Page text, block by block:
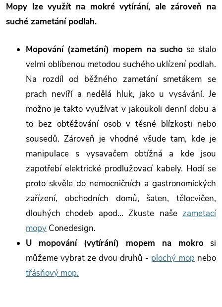
Mopy lze využít na mokré vytírání, ale zároveň na
suché zametání podlah.
Mopování (zametání) mopem na suchose stalo
velmi oblíbenou metodou suchého uklízení podlah.
Na rozdíl od běžného zametání smetákem se
prach nevíří a nedělá hluk, jako u vysávání. Je
možno je takto využívat v jakoukoli denní dobu a
to bez obtěžování osob v těsné blízkosti nebo
sousedů. Zároveň je vhodné všude tam, kde je
manipulace s vysavačem obtížná a kde jsou
zapotřebí elektrické prodlužovací kabely. Hodí se
proto skvěle do nemocničních a gastronomických
zařízení, obchodních domů, šaten, tělocvičen,
dlouhých chodeb apod... Zkuste naše zametací
mopy Conedesign.
U mopování (vytírání) mopem na mokro si
můžeme vybrat ze dvou druhů - plochý mop nebo
třásňový mop.